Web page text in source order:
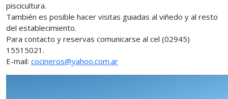
piscicultura.
También es posible hacer visitas guiadas al viñedo y al resto
del establecimiento.
Para contacto y reservas comunicarse al cel (02945)
15515021.
E-mail: cocineros@yahoo.com.ar